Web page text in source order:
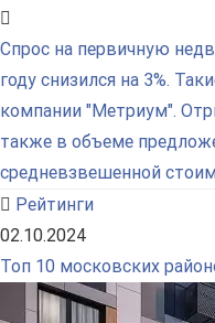
Спрос на первичную
году снизился на 3%.
компании "Метриум".
также в объеме
средневзвешенной
Рейтинги
02.10.2024
Топ 10 московских